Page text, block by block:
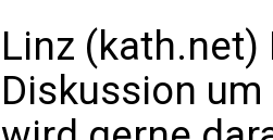
Linz
Diskussion